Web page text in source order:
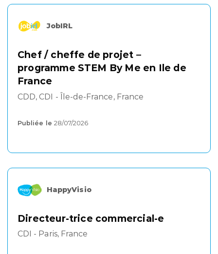
JobIRL
Chef / cheffe de projet –
programme STEM By Me en Ile de
France
CDD, CDI - Île-de-France, France
Publiée le 28/07/2026
HappyVisio
Directeur-trice commercial-e
CDI - Paris, France